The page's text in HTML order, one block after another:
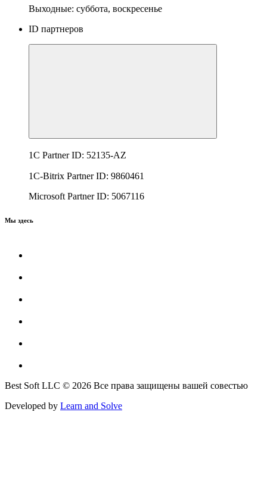
Выходные: суббота, воскресенье
ID партнеров
1C Partner ID: 52135-AZ
1C-Bitrix Partner ID: 9860461
Microsoft Partner ID: 5067116
Мы здесь
Best Soft LLC © 2026 Все права защищены вашей совестью
Developed by Learn and Solve